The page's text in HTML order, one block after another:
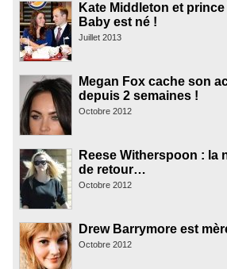
Kate Middleton et prince
Baby est né !
Juillet 2013
Megan Fox cache son
depuis 2 semaines !
Octobre 2012
Reese Witherspoon : la
de retour…
Octobre 2012
Drew Barrymore est
Octobre 2012